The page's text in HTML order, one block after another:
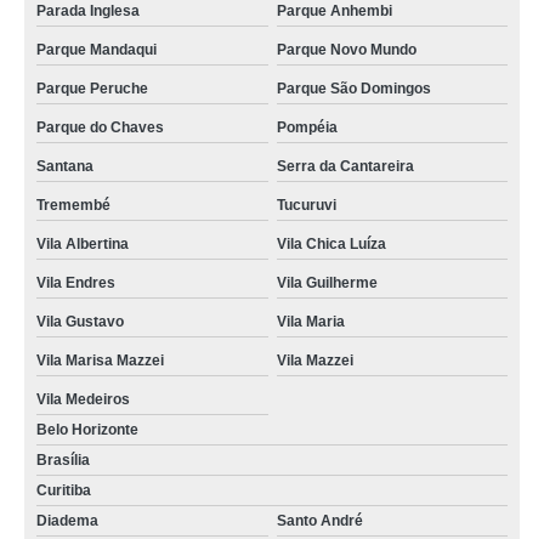
Parada Inglesa Parque Anhembi
Parque Mandaqui Parque Novo Mundo
Parque Peruche Parque São Domingos
Parque do Chaves Pompéia
Santana Serra da Cantareira
Tremembé Tucuruvi
Vila Albertina Vila Chica Luíza
Vila Endres Vila Guilherme
Vila Gustavo Vila Maria
Vila Marisa Mazzei Vila Mazzei
Vila Medeiros
Belo Horizonte
Brasília
Curitiba
Diadema
Santo André